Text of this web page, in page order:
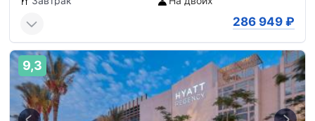
286 949 ₽
9,3